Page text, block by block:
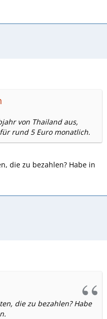
von Thailand aus,
rund 5 Euro monatlich.
die zu bezahlen? Habe in
die zu bezahlen? Habe